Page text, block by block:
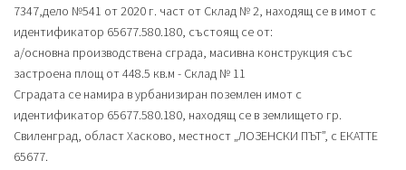
7347,дело №541 от 2020 г. част от Склад № 2, находящ се в имот с
идентификатор 65677.580.180, състоящ се от:
а/основна производствена сграда, масивна конструкция със
застроена площ от 448.5 кв.м - Склад № 11
Сградата се намира в урбанизиран поземлен имот с
идентификатор 65677.580.180, находящ се в землището гр.
Свиленград, област Хасково, местност „ЛОЗЕНСКИ ПЪТ”, с ЕКАТТЕ
65677.